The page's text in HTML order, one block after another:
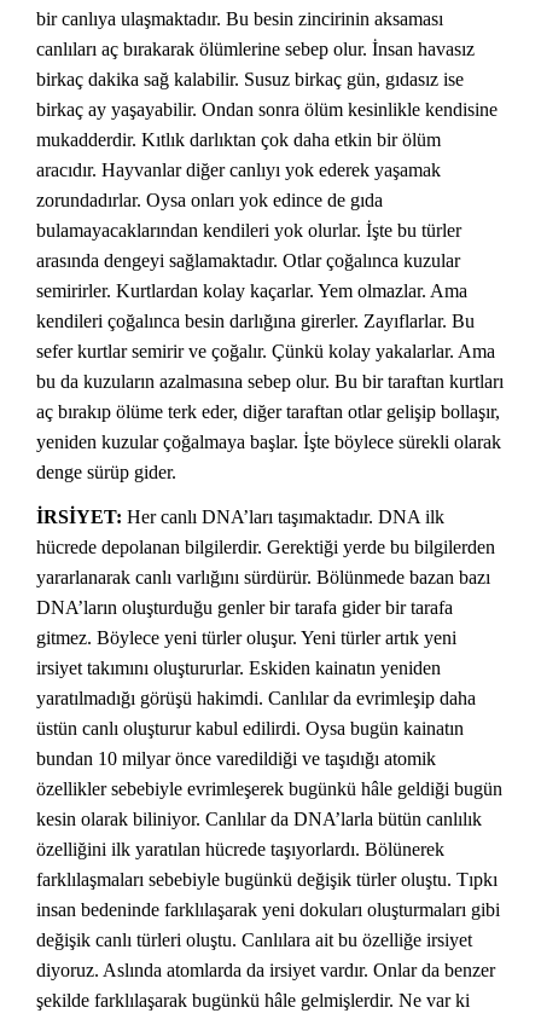
bir canlıya ulaşmaktadır. Bu besin zincirinin aksaması
canlıları aç bırakarak ölümlerine sebep olur. İnsan havasız
birkaç dakika sağ kalabilir. Susuz birkaç gün, gıdasız ise
birkaç ay yaşayabilir. Ondan sonra ölüm kesinlikle kendisine
mukadderdir. Kıtlık darlıktan çok daha etkin bir ölüm
aracıdır. Hayvanlar diğer canlıyı yok ederek yaşamak
zorundadırlar. Oysa onları yok edince de gıda
bulamayacaklarından kendileri yok olurlar. İşte bu türler
arasında dengeyi sağlamaktadır. Otlar çoğalınca kuzular
semirirler. Kurtlardan kolay kaçarlar. Yem olmazlar. Ama
kendileri çoğalınca besin darlığına girerler. Zayıflarlar. Bu
sefer kurtlar semirir ve çoğalır. Çünkü kolay yakalarlar. Ama
bu da kuzuların azalmasına sebep olur. Bu bir taraftan kurtları
aç bırakıp ölüme terk eder, diğer taraftan otlar gelişip bollaşır,
yeniden kuzular çoğalmaya başlar. İşte böylece sürekli olarak
denge sürüp gider.
İRSİYET: Her canlı DNA’ları taşımaktadır. DNA ilk
hücrede depolanan bilgilerdir. Gerektiği yerde bu bilgilerden
yararlanarak canlı varlığını sürdürür. Bölünmede bazan bazı
DNA’ların oluşturduğu genler bir tarafa gider bir tarafa
gitmez. Böylece yeni türler oluşur. Yeni türler artık yeni
irsiyet takımını oluştururlar. Eskiden kainatın yeniden
yaratılmadığı görüşü hakimdi. Canlılar da evrimleşip daha
üstün canlı oluşturur kabul edilirdi. Oysa bugün kainatın
bundan 10 milyar önce varedildiği ve taşıdığı atomik
özellikler sebebiyle evrimleşerek bugünkü hâle geldiği bugün
kesin olarak biliniyor. Canlılar da DNA’larla bütün canlılık
özelliğini ilk yaratılan hücrede taşıyorlardı. Bölünerek
farklılaşmaları sebebiyle bugünkü değişik türler oluştu. Tıpkı
insan bedeninde farklılaşarak yeni dokuları oluşturmaları gibi
değişik canlı türleri oluştu. Canlılara ait bu özelliğe irsiyet
diyoruz. Aslında atomlarda da irsiyet vardır. Onlar da benzer
şekilde farklılaşarak bugünkü hâle gelmişlerdir. Ne var ki